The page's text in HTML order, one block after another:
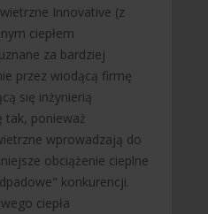
Innovative (z
ciepłem
za bardziej
przez wiodącą firmę
się inżynierią
tak, ponieważ
wprowadzają do
obciążenie cieplne
konkurencji.
ciepła